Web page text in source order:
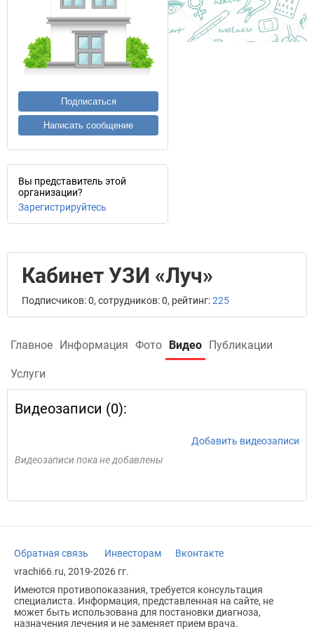
Подписаться
Написать сообщение
Вы представитель этой
организации?
Зарегистрируйтесь
Кабинет УЗИ «Луч»
Подписчиков: 0, сотрудников: 0, рейтинг:225
Главное Информация Фото Видео Публикации
Услуги
Видеозаписи (0):
Добавить видеозаписи
Видеозаписи пока не добавлены
Обратная связь Инвесторам
Вконтакте
vrachi66.ru, 2019-2026 гг.
Имеются противопоказания, требуется консультация
специалиста. Информация, представленная на сайте, не
может быть использована для постановки диагноза,
назначения лечения и не заменяет прием врача.